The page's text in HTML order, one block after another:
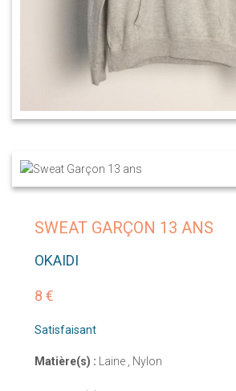
SWEAT GARÇON 13 ANS
OKAIDI
8 €
Satisfaisant
Matière(s) : Laine , Nylon